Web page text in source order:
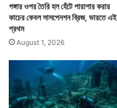
গঙ্গার ওপর তৈরি হল হেঁটে পারাপার করার
কাচের কেবল সাসপেনশন ব্রিজ, ভারতে এই
প্রথম
August 1, 2026